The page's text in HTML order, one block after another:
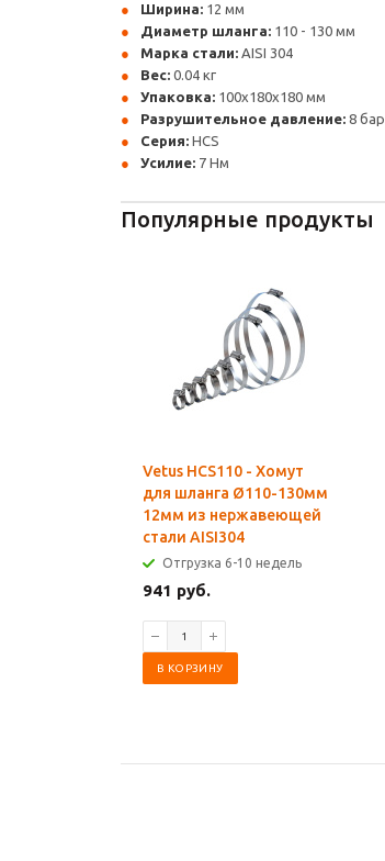
Ширина: 12 мм
Диаметр шланга: 110 - 130 мм
Марка стали: AISI 304
Вес: 0.04 кг
Упаковка: 100x180x180 мм
Разрушительное давление: 8 бар
Серия: HCS
Усилие: 7 Нм
Популярные продукты
Vetus HCS110 - Хомут
для шланга Ø110-130мм
12мм из нержавеющей
стали AISI304
Отгрузка 6-10 недель
941 руб.
В КОРЗИНУ